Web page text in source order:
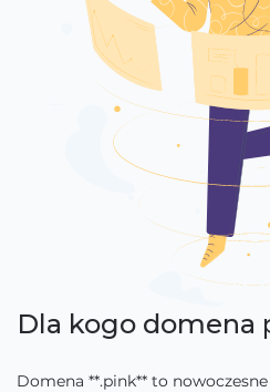
Dla kogo domena
Domena **.pink** to